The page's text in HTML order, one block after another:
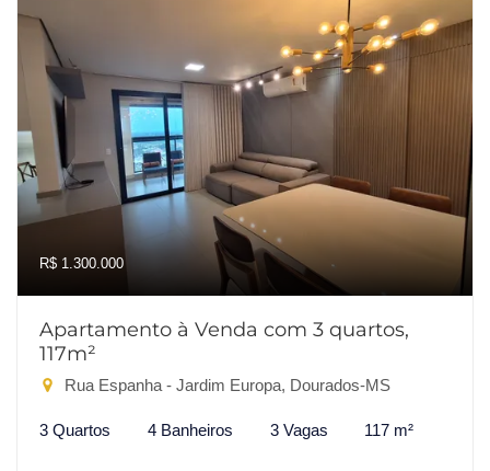
R$ 1.300.000
Apartamento à Venda com 3 quartos,
117m²
Rua Espanha - Jardim Europa, Dourados-MS
3 Quartos 4 Banheiros 3 Vagas 117 m²